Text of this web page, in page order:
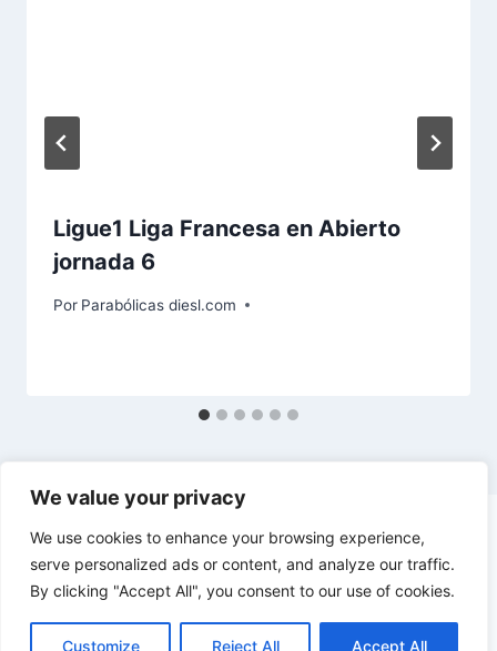
We value your privacy
We use cookies to enhance your browsing experience,
serve personalized ads or content, and analyze our traffic.
By clicking "Accept All", you consent to our use of cookies.
Customize Reject All Accept All
Ligue1 Liga Francesa en Abierto
jornada 6
Por Parabólicas diesl.com
© 2026 diesl.com - Tema para WordPress por
Kadence WP